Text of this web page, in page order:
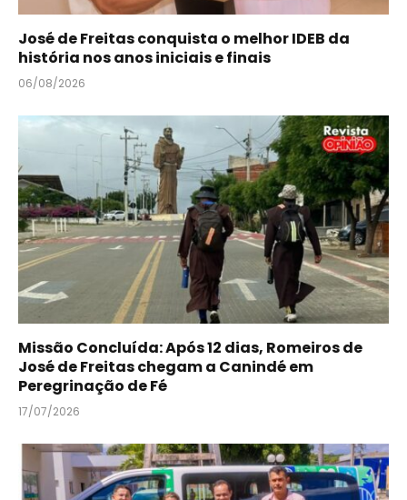
José de Freitas conquista o melhor IDEB da
história nos anos iniciais e finais
06/08/2026
Missão Concluída: Após 12 dias, Romeiros de
José de Freitas chegam a Canindé em
Peregrinação de Fé
17/07/2026